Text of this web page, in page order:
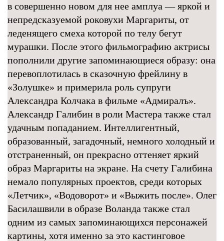
в совершенно новом для нее амплуа — яркой и
непредсказуемой роковухи Маргариты, от
леденящего смеха которой по телу бегут
мурашки. После этого фильмографию актрисы
пополнили другие запоминающиеся образу: она
перевоплотилась в сказочную фрейлину в
«Золушке» и примерила роль супруги
Александра Колчака в фильме «Адмиралъ».
Александр Галибин в роли Мастера также стал
удачным попаданием. Интеллигентный,
образованный, загадочный, немного холодный и
отстраненный, он прекрасно оттеняет яркий
образ Маргариты на экране. На счету Галибина
немало популярных проектов, среди которых
«Летчик», «Водоворот» и «Выжить после». Олег
Басилашвили в образе Воланда также стал
одним из самых запоминающихся персонажей
картины, хотя именно за это кастинговое